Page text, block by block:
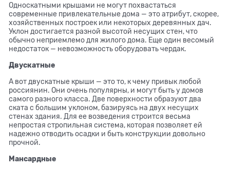
Односкатными крышами не могут похвастаться
современные привлекательные дома — это атрибут, скорее,
хозяйственных построек или некоторых деревянных дач.
Уклон достигается разной высотой несущих стен, что
обычно неприемлемо для жилого дома. Еще один весомый
недостаток — невозможность оборудовать чердак.
Двускатные
А вот двускатные крыши — это то, к чему привык любой
россиянин. Они очень популярны, и могут быть у домов
самого разного класса. Две поверхности образуют два
ската с большим уклоном, базируясь на двух несущих
стенах здания. Для ее возведения строится весьма
непростая стропильная система, которая позволяет ей
надежно отводить осадки и быть конструкции довольно
прочной.
Мансардные